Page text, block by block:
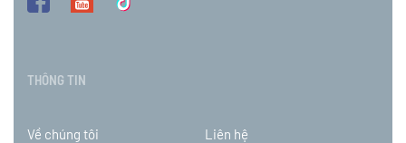
THÔNG TIN
Về chúng tôi
Liên hệ